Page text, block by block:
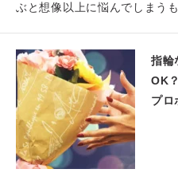
ぶと想像以上に悩んでしまう
指輪
OK
プロ